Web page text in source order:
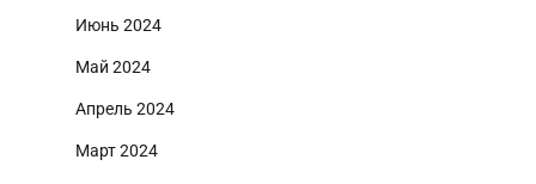
Июнь 2024
Май 2024
Апрель 2024
Март 2024